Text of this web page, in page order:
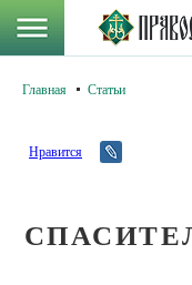
Главная Статьи
Нравится